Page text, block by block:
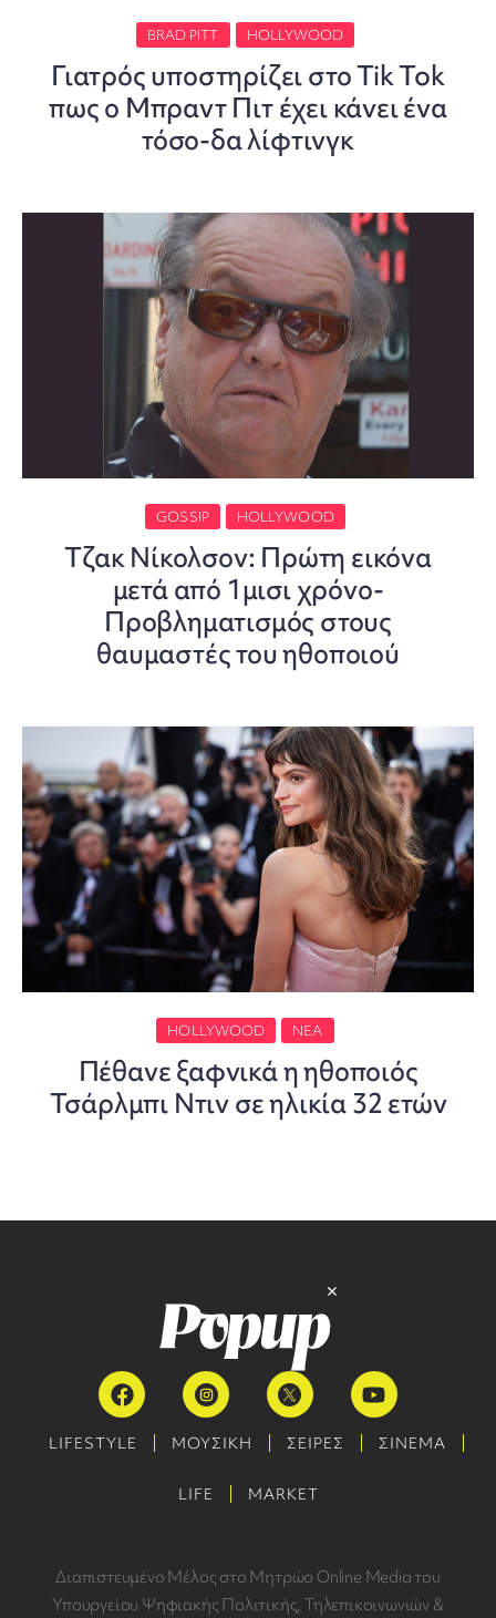
BRAD PITT HOLLYWOOD
Γιατρός υποστηρίζει στο Tik Tok
πως ο Μπραντ Πιτ έχει κάνει ένα
τόσο-δα λίφτινγκ
GOSSIP HOLLYWOOD
Τζακ Νίκολσον: Πρώτη εικόνα
μετά από 1μισι χρόνο-
Προβληματισμός στους
θαυμαστές του ηθοποιού
HOLLYWOOD ΝΈΑ
Πέθανε ξαφνικά η ηθοποιός
Τσάρλμπι Ντιν σε ηλικία 32 ετών
LIFESTYLE ΜΟΥΣΙΚΗ ΣΕΙΡΕΣ ΣΙΝΕΜΑ
LIFE MARKET
Διαπιστευμένο Μέλος στο Μητρώο Online Media του
Υπουργείου Ψηφιακής Πολιτικής, Τηλεπικοινωνιών &